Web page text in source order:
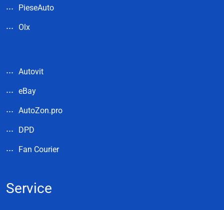
PieseAuto
Olx
Autovit
eBay
AutoZon.pro
DPD
Fan Courier
Service